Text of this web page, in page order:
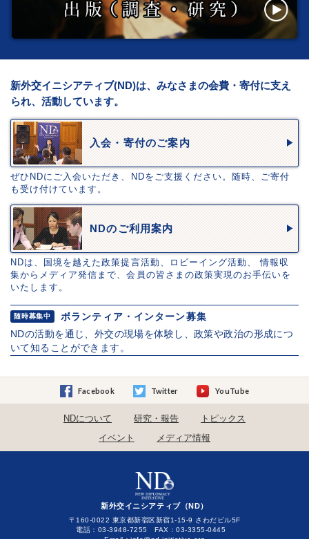
新外交イニシアティブ(ND)は、みなさまの会費・寄付に支え
られ、活動しています。
入会・寄付のご案内
ぜひNDにご入会いただき、NDをご支援ください。随時、ご寄付
も受け付けています。
NDのご利用案内
NDは、国境を越えた政策提言活動、ロビーイング活動、 情報収
集からメディア発信まで、会員の皆さまの政策実現のお手伝いを
いたします。
随時募集中
ボランティア・インターン募集
NDの活動を通じ、外交の現場を体験し、政策や政治の形成につ
いて知ることができます。
Facebook Twitter YouTube
NDについて 研究・報告
トピックス
イベント
メディア情報
新外交イニシアティブ（ND）
〒160-0022 東京都新宿区新宿1-15-9 さわだビル5F
電話：03-3948-7255 FAX：03-3355-0445